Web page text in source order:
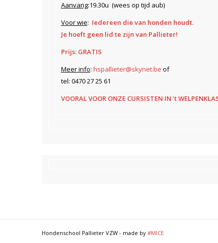
Aanvang:19.30u (wees op tijd aub)
Voor wie: Iedereen die van honden houdt.
Je hoeft geen lid te zijn van Pallieter!
Prijs: GRATIS
Meer info: hspallieter@skynet.be of
tel: 0470 27 25 61
VOORAL VOOR ONZE CURSISTEN IN ’t
Hondenschool Pallieter VZW - made by #MICE